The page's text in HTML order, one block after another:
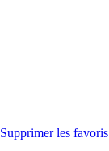
Supprimer les favoris